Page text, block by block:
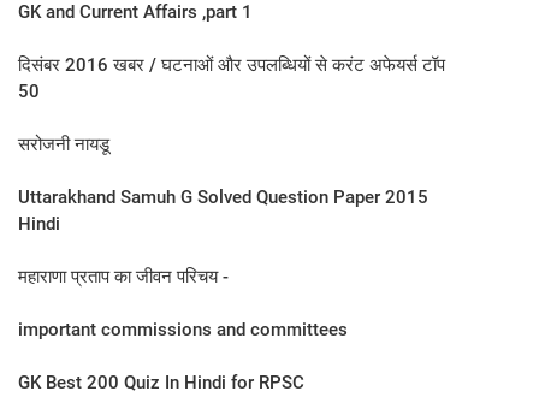
GK and Current Affairs ,part 1
दिसंबर 2016 खबर / घटनाओं और उपलब्धियों से करंट अफेयर्स टॉप
50
सरोजनी नायडू
Uttarakhand Samuh G Solved Question Paper 2015
Hindi
महाराणा प्रताप का जीवन प‍रिचय -
important commissions and committees
GK Best 200 Quiz In Hindi for RPSC